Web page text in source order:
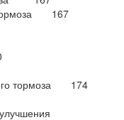
тормоза 167
тормоза 174